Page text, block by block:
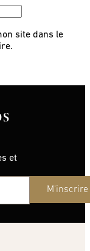
site dans le
et
M'inscrire